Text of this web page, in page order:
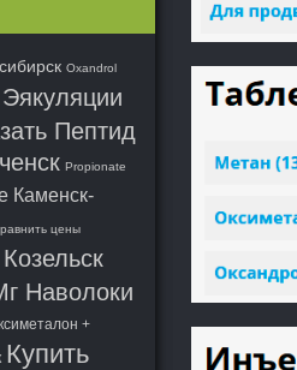
Oxandrol
Пептид
Propionate
Каменск-
цены
Наволоки
+
Купить